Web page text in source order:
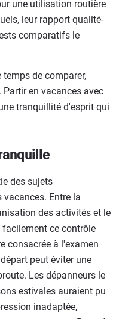
une utilisation routière
leur rapport qualité-
comparatifs le
de comparer,
en vacances avec
tranquillité d'esprit qui
des sujets
Entre la
des activités et le
ce contrôle
consacrée à l'examen
peut éviter une
Les dépanneurs le
estivales auraient pu
inadaptée,